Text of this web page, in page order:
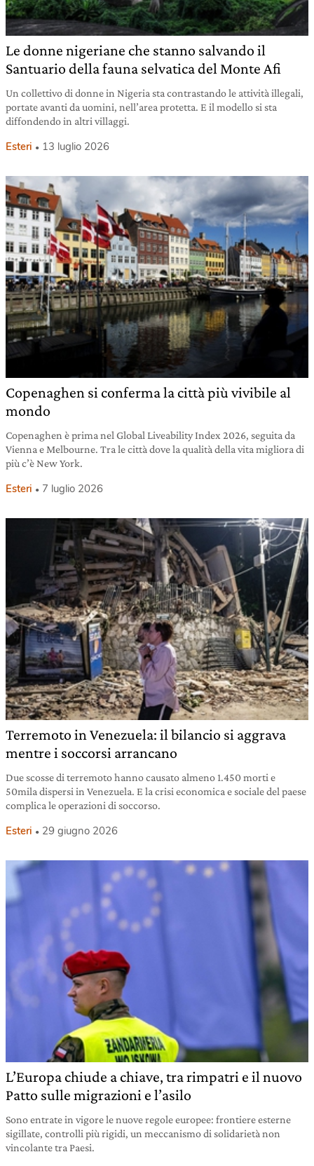
Le donne nigeriane che stanno salvando il
Santuario della fauna selvatica del Monte Afi
Un collettivo di donne in Nigeria sta contrastando le attività illegali,
portate avanti da uomini, nell’area protetta. E il modello si sta
diffondendo in altri villaggi.
Esteri 13 luglio 2026
Copenaghen si conferma la città più vivibile al
mondo
Copenaghen è prima nel Global Liveability Index 2026, seguita da
Vienna e Melbourne. Tra le città dove la qualità della vita migliora di
più c’è New York.
Esteri 7 luglio 2026
Terremoto in Venezuela: il bilancio si aggrava
mentre i soccorsi arrancano
Due scosse di terremoto hanno causato almeno 1.450 morti e
50mila dispersi in Venezuela. E la crisi economica e sociale del paese
complica le operazioni di soccorso.
Esteri 29 giugno 2026
L’Europa chiude a chiave, tra rimpatri e il nuovo
Patto sulle migrazioni e l’asilo
Sono entrate in vigore le nuove regole europee: frontiere esterne
sigillate, controlli più rigidi, un meccanismo di solidarietà non
vincolante tra Paesi.